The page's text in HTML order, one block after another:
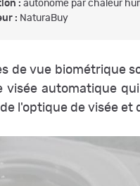
: autonome par chaleur
: NaturaBuy
de vue biométrique
visée automatique
l'optique de visée et